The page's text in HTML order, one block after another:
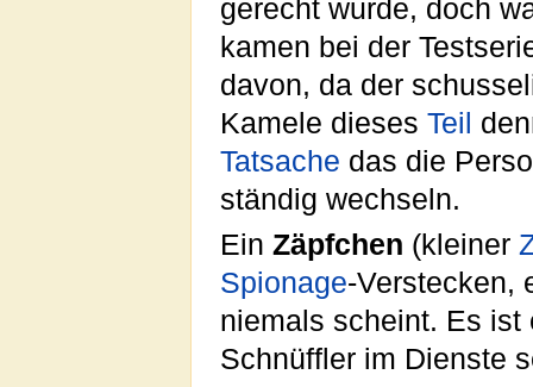
gerecht wurde, doch
kamen bei der
davon, da der
Kamele dieses Teil
Tatsache das die
ständig wechseln.
Ein Zäpfchen (kleiner
Spionage-Verstecken,
niemals scheint. Es
Schnüffler im Dienste